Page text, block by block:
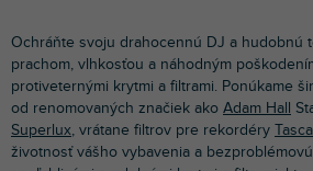
Ochráňte svoju drahocennú DJ a hudobnú
prachom, vlhkosťou a náhodným
protiveternými krytmi a filtrami. Ponúkame
od renomovaných značiek ako Adam Hall
Superlux, vrátane filtrov pre rekordéry
životnosť vášho vybavenia a